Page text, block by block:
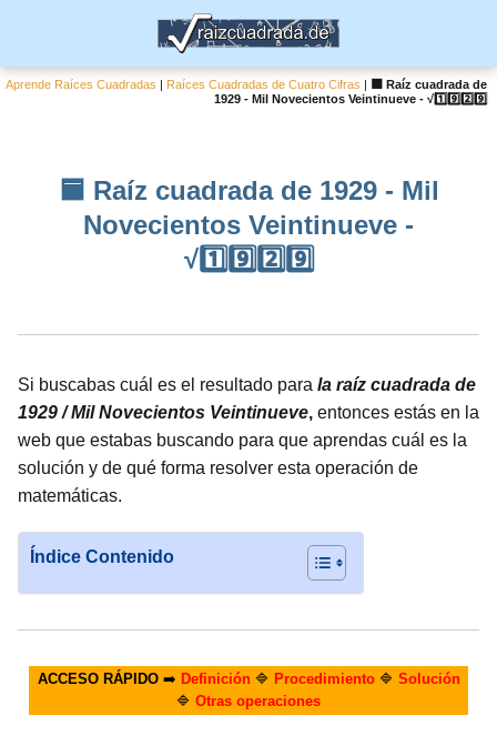
Aprende Raíces Cuadradas | Raíces Cuadradas de Cuatro Cifras |
🟦 Raíz cuadrada de
1929 - Mil Novecientos Veintinueve - √1️⃣9️⃣2️⃣9️⃣
🟦 Raíz cuadrada de 1929 - Mil
Novecientos Veintinueve -
√1️⃣9️⃣2️⃣9️⃣
Si buscabas cuál es el resultado para la raíz cuadrada de
1929 / Mil Novecientos Veintinueve, entonces estás en la
web que estabas buscando para que aprendas cuál es la
solución y de qué forma resolver esta operación de
matemáticas.
Índice Contenido
ACCESO RÁPIDO➡️ Definición🔷 Procedimiento🔷 Solución
🔷 Otras operaciones